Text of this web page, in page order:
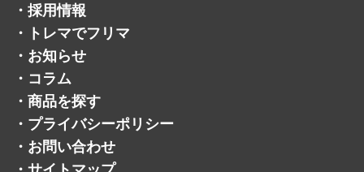
・ 採用情報
・
トレマでフリマ
・ お知らせ
・ コラム
・ 商品を探す
・ プライバシーポリシー
・ お問い合わせ